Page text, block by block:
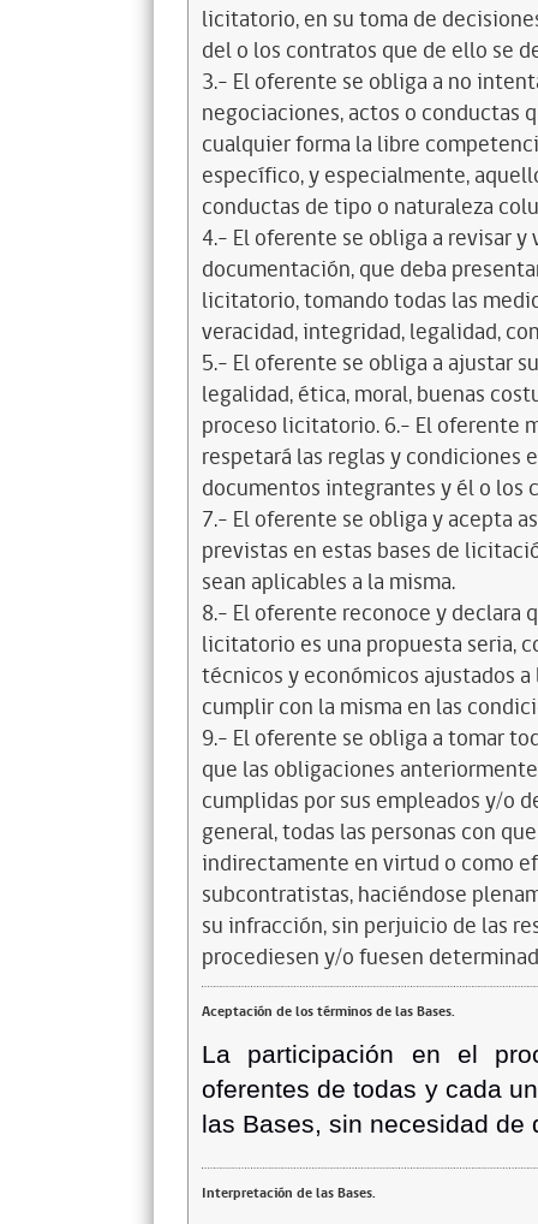
licitatorio, en su toma de
del o los contratos que de ello se
3.- El oferente se obliga a no
negociaciones, actos o conductas
cualquier forma la libre
específico, y especialmente,
conductas de tipo o naturaleza
4.- El oferente se obliga a revisar
documentación, que deba
licitatorio, tomando todas las
veracidad, integridad, legalidad,
5.- El oferente se obliga a ajustar
legalidad, ética, moral, buenas
proceso licitatorio. 6.- El oferente
respetará las reglas y condiciones
documentos integrantes y él o los
7.- El oferente se obliga y acepta
previstas en estas bases de
sean aplicables a la misma.
8.- El oferente reconoce y declara
licitatorio es una propuesta seria,
técnicos y económicos ajustados
cumplir con la misma en las
9.- El oferente se obliga a tomar
que las obligaciones
cumplidas por sus empleados y/o
general, todas las personas con
indirectamente en virtud o como
subcontratistas, haciéndose
su infracción, sin perjuicio de las
procediesen y/o fuesen
Aceptación de los términos de las Bases.
La participación en el
oferentes de todas y cada
las Bases, sin necesidad de
Interpretación de las Bases.